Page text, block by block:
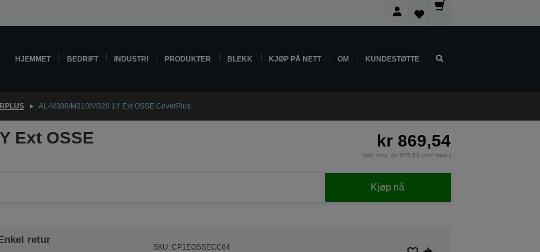
HJEMMET BEDRIFT INDUSTRI PRODUKTER BLEKK KJØP PÅ NETT OM KUNDESTØTTE
AL-M300/M310/M320 1Y Ext OSSE CoverPlus
Ext OSSE kr 869,54
inkl. mva. (kr 695,63 uten mva.)
Kjøp nå
retur
SKU: CP1EOSSECC64